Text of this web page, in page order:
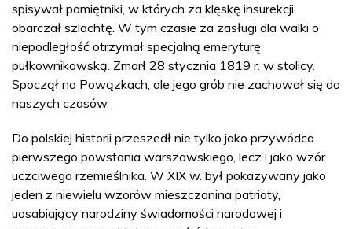
spisywał pamiętniki, w których za klęskę insurekcji
obarczał szlachtę. W tym czasie za zasługi dla walki o
niepodległość otrzymał specjalną emeryturę
pułkownikowską. Zmarł 28 stycznia 1819 r. w stolicy.
Spoczął na Powązkach, ale jego grób nie zachował się do
naszych czasów.
Do polskiej historii przeszedł nie tylko jako przywódca
pierwszego powstania warszawskiego, lecz i jako wzór
uczciwego rzemieślnika. W XIX w. był pokazywany jako
jeden z niewielu wzorów mieszczanina patrioty,
uosabiający narodziny świadomości narodowej i